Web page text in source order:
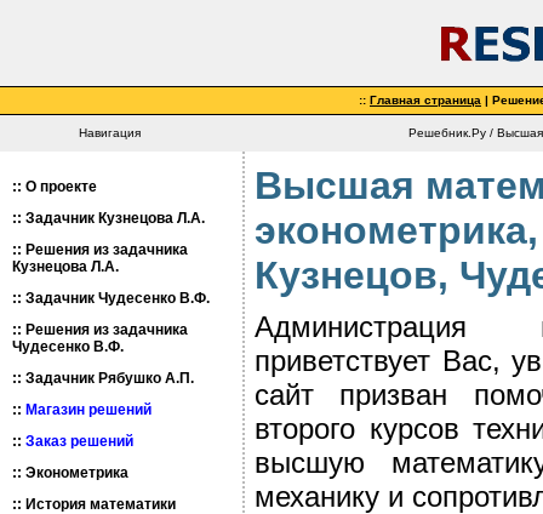
:: Главная страница |
Навигация Решебник.Ру / Высшая
Высшая
Кузнецов,
приветствует Вас,
сайт призван
второго курсов
высшую
механику и
:: О проекте
:: Задачник Кузнецова Л.А.
:: Решения из задачника
Кузнецова Л.А.
:: Задачник Чудесенко В.Ф.
:: Решения из задачника
Чудесенко В.Ф.
:: Задачник Рябушко А.П.
:: Магазин решений
:: Заказ решений
:: Эконометрика
:: История математики